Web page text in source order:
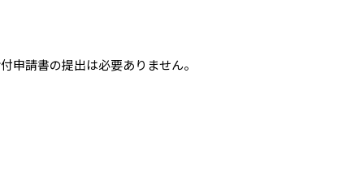
請書の提出は必要ありません。